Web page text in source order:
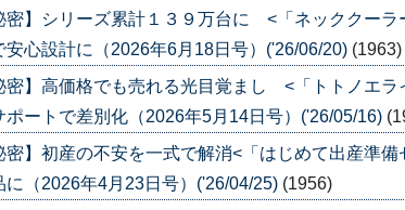
密】シリーズ累計１３９万台に <「ネッククー
安心設計に（2026年6月18日号）('26/06/20) (1963)
密】高価格でも売れる光目覚まし <「トトノエ
ポートで差別化（2026年5月14日号）('26/05/16)
密】初産の不安を一式で解消<「はじめて出産準
に（2026年4月23日号）('26/04/25) (1956)